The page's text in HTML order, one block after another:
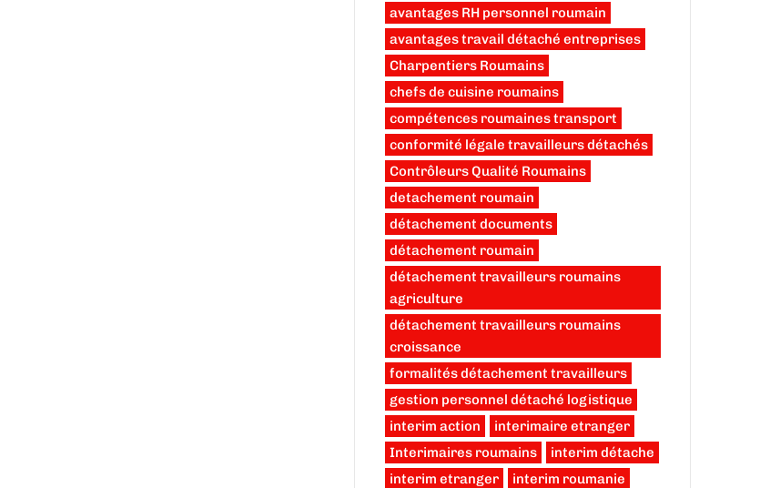
avantages RH personnel roumain
avantages travail détaché entreprises
Charpentiers Roumains
chefs de cuisine roumains
compétences roumaines transport
conformité légale travailleurs détachés
Contrôleurs Qualité Roumains
detachement roumain
détachement documents
détachement roumain
détachement travailleurs roumains
agriculture
détachement travailleurs roumains
croissance
formalités détachement travailleurs
gestion personnel détaché logistique
interim action
interimaire etranger
Interimaires roumains
interim détache
interim etranger
interim roumanie